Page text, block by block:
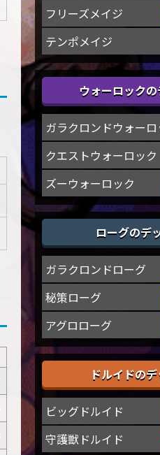
フリーズメイジ
テンポメイジ
ウォーロック
ガラクロンドウォー
クエストウォーロック
ズーウォーロック
ローグのデ
ガラクロンドローグ
秘策ローグ
アグロローグ
ドルイドの
ビッグドルイド
守護獣ドルイド